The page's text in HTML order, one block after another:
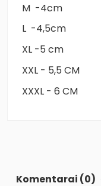
M -4cm
L -4,5cm
XL -5 cm
XXL - 5,5 CM
XXXL - 6 CM
Komentarai (0)